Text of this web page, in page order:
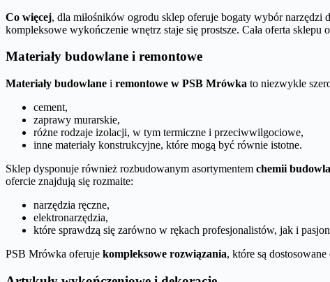
Co więcej, dla miłośników ogrodu sklep oferuje bogaty wybór
kompleksowe wykończenie wnętrz staje się prostsze. Cała oferta sklepu
Materiały budowlane i remontowe
Materiały budowlane i remontowe w PSB Mrówka to niezwykle
cement,
zaprawy murarskie,
różne rodzaje izolacji, w tym termiczne i przeciwwilgociowe,
inne materiały konstrukcyjne, które mogą być równie istotne.
Sklep dysponuje również rozbudowanym asortymentem chemii
ofercie znajdują się rozmaite:
narzędzia ręczne,
elektronarzędzia,
które sprawdzą się zarówno w rękach profesjonalistów, jak i
PSB Mrówka oferuje kompleksowe rozwiązania, które są